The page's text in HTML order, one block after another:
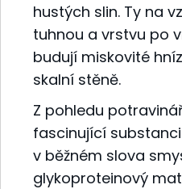
hustých slin. Ty na
tuhnou a vrstvu po
budují miskovité
skalní stěně.
Z pohledu
fascinující
v běžném slova
glykoproteinový